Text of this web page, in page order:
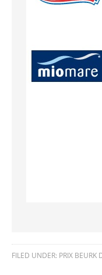
FILED UNDER: PRIX BEURK